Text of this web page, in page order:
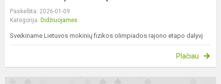
Paskelbta: 2026-01-09
Kategorija: Didžiuojamės
Sveikiname Lietuvos mokinių fizikos olimpiados rajono etapo dalyvį
Plačiau